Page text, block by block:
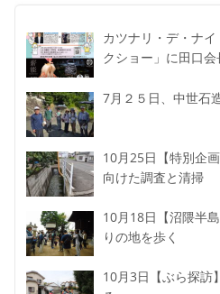
カツナリ・デ・ナ
クショー」に田口会
7月２５日、中世石
10月25日【特別企
向けた調査と清掃
10月18日【沼隈半
りの地を歩く
10月3日【ぶら探訪